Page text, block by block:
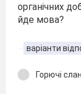
органічних
йде мова?
варіанти
Горючі